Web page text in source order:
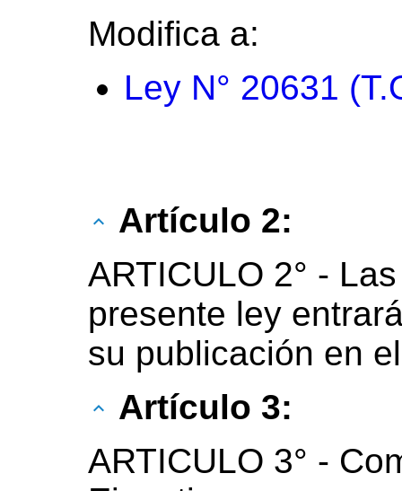
Modifica a:
Ley N° 20631
Artículo 2:
ARTICULO 2° -
presente ley
su publicación en
Artículo 3:
ARTICULO 3° -